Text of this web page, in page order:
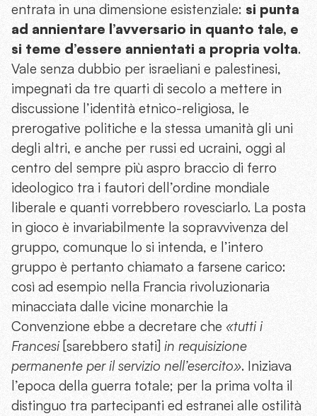
entrata in una dimensione esistenziale: si punta
ad annientare l’avversario in quanto tale, e
si teme d’essere annientati a propria volta.
Vale senza dubbio per israeliani e palestinesi,
impegnati da tre quarti di secolo a mettere in
discussione l’identità etnico-religiosa, le
prerogative politiche e la stessa umanità gli uni
degli altri, e anche per russi ed ucraini, oggi al
centro del sempre più aspro braccio di ferro
ideologico tra i fautori dell’ordine mondiale
liberale e quanti vorrebbero rovesciarlo. La posta
in gioco è invariabilmente la sopravvivenza del
gruppo, comunque lo si intenda, e l’intero
gruppo è pertanto chiamato a farsene carico:
così ad esempio nella Francia rivoluzionaria
minacciata dalle vicine monarchie la
Convenzione ebbe a decretare che «tutti i
Francesi [sarebbero stati] in requisizione
permanente per il servizio nell’esercito». Iniziava
l’epoca della guerra totale; per la prima volta il
distinguo tra partecipanti ed estranei alle ostilità